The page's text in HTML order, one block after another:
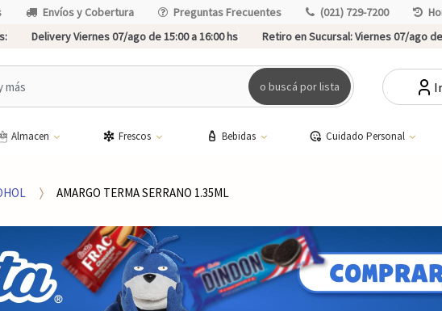
Envíos y Cobertura Preguntas Frecuentes (021) 729-7200
Delivery Viernes 07/ago de 15:00 a 16:00 hs Retiro en Sucursal:Viernes 07/ago
o buscá por lista
Almacen Frescos Bebidas Cuidado Personal
AMARGO TERMA SERRANO 1.35ML